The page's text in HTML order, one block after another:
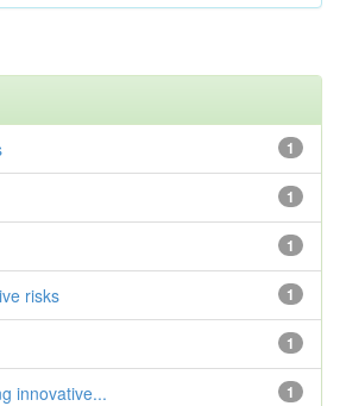
1
1
1
1
risks
1
1
innovative...